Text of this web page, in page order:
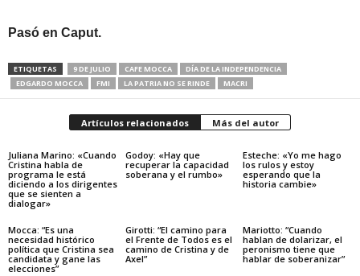
Pasó en Caput.
ETIQUETAS 9 DE JULIO CAFE MOCCA
DÍA DE LA INDEPENDENCIA
EDGARDO MOCCA
FMI LA PATRIA NO SE RINDE MACRI
Artículos relacionados Más del autor
Juliana Marino: «Cuando
Cristina habla de
programa le está
diciendo a los dirigentes
que se sienten a
dialogar»
Godoy: «Hay que
recuperar la capacidad
soberana y el rumbo»
Esteche: «Yo me hago
los rulos y estoy
esperando que la
historia cambie»
Mocca: “Es una
necesidad histórico
política que Cristina sea
candidata y gane las
elecciones”
Girotti: “El camino para
el Frente de Todos es el
camino de Cristina y de
Axel”
Mariotto: “Cuando
hablan de dolarizar, el
peronismo tiene que
hablar de soberanizar”